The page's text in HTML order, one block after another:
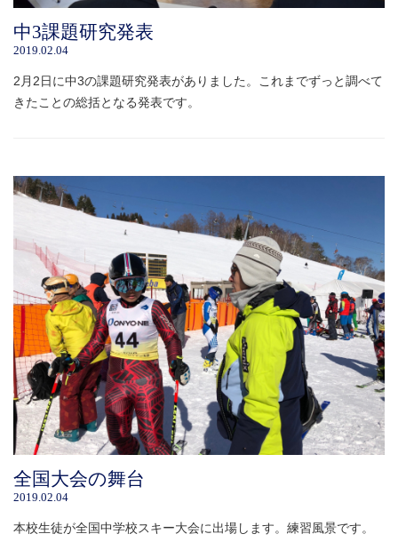
中3課題研究発表
2019.02.04
2月2日に中3の課題研究発表がありました。これまでずっと調べて
きたことの総括となる発表です。
全国大会の舞台
2019.02.04
本校生徒が全国中学校スキー大会に出場します。練習風景です。